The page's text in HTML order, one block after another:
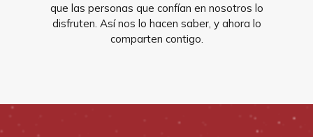
que las personas que confían en nosotros lo
disfruten. Así nos lo hacen saber, y ahora lo
comparten contigo.